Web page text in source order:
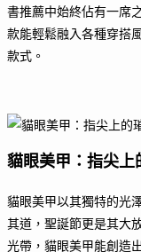
書推薦中始終佔有一席
款能輕鬆融入各種穿搭
款式。
貓眼美甲：指尖上
貓眼美甲以其獨特的光
其道，聖誕節更是其大
光帶，貓眼美甲能創造